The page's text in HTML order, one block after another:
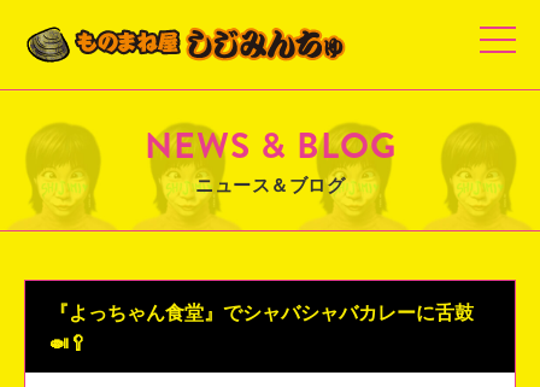
t
o
g
e
v
i
g
a
NEWS & BLOG
ニュース＆ブログ
『よっちゃん食堂』でシャバシャバカレーに舌鼓
🍛🥄